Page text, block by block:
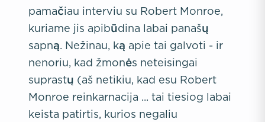
pamačiau interviu su Robert Monroe,
kuriame jis apibūdina labai panašų
sapną. Nežinau, ką apie tai galvoti - ir
nenoriu, kad žmonės neteisingai
suprastų (aš netikiu, kad esu Robert
Monroe reinkarnacija ... tai tiesiog labai
keista patirtis, kurios negaliu